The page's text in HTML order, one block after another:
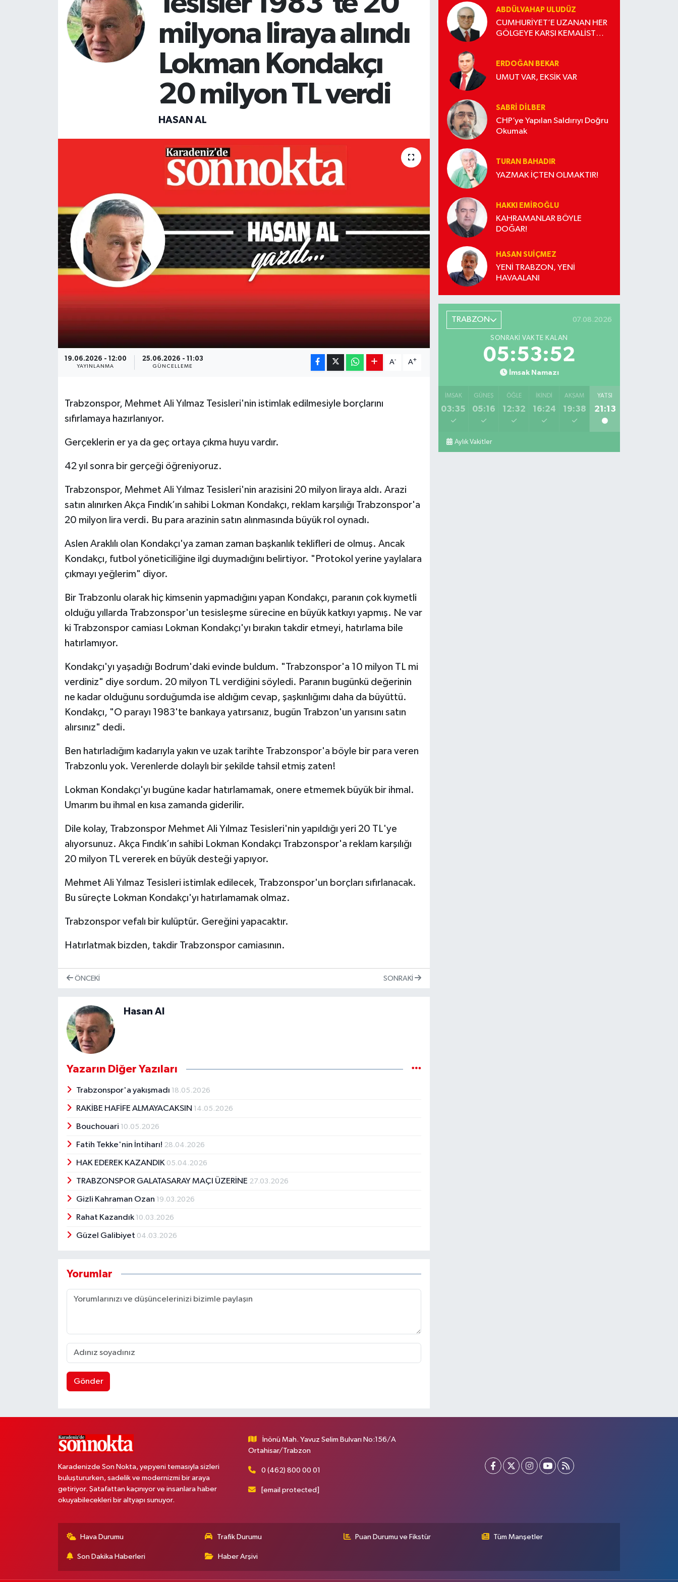
milyona liraya alındı
Lokman Kondakçı
20 milyon TL verdi
HASAN AL
19.06.2026 - 12:00
YAYINLANMA
25.06.2026 - 11:03
GÜNCELLEME
A- A+
Trabzonspor, Mehmet Ali Yılmaz Tesisleri'nin istimlak edilmesiyle borçlarını
sıfırlamaya hazırlanıyor.
Gerçeklerin er ya da geç ortaya çıkma huyu vardır.
42 yıl sonra bir gerçeği öğreniyoruz.
Trabzonspor, Mehmet Ali Yılmaz Tesisleri'nin arazisini 20 milyon liraya aldı. Arazi
satın alınırken Akça Fındık’ın sahibi Lokman Kondakçı, reklam karşılığı Trabzonspor'a
20 milyon lira verdi. Bu para arazinin satın alınmasında büyük rol oynadı.
Aslen Araklılı olan Kondakçı'ya zaman zaman başkanlık teklifleri de olmuş. Ancak
Kondakçı, futbol yöneticiliğine ilgi duymadığını belirtiyor. "Protokol yerine yaylalara
çıkmayı yeğlerim" diyor.
Bir Trabzonlu olarak hiç kimsenin yapmadığını yapan Kondakçı, paranın çok kıymetli
olduğu yıllarda Trabzonspor'un tesisleşme sürecine en büyük katkıyı yapmış. Ne var
ki Trabzonspor camiası Lokman Kondakçı'yı bırakın takdir etmeyi, hatırlama bile
hatırlamıyor.
Kondakçı'yı yaşadığı Bodrum'daki evinde buldum. "Trabzonspor'a 10 milyon TL mi
verdiniz" diye sordum. 20 milyon TL verdiğini söyledi. Paranın bugünkü değerinin
ne kadar olduğunu sorduğumda ise aldığım cevap, şaşkınlığımı daha da büyüttü.
Kondakçı, "O parayı 1983'te bankaya yatırsanız, bugün Trabzon'un yarısını satın
alırsınız" dedi.
Ben hatırladığım kadarıyla yakın ve uzak tarihte Trabzonspor'a böyle bir para veren
Trabzonlu yok. Verenlerde dolaylı bir şekilde tahsil etmiş zaten!
Lokman Kondakçı'yı bugüne kadar hatırlamamak, onere etmemek büyük bir ihmal.
Umarım bu ihmal en kısa zamanda giderilir.
Dile kolay, Trabzonspor Mehmet Ali Yılmaz Tesisleri'nin yapıldığı yeri 20 TL'ye
alıyorsunuz. Akça Fındık’ın sahibi Lokman Kondakçı Trabzonspor'a reklam karşılığı
20 milyon TL vererek en büyük desteği yapıyor.
Mehmet Ali Yılmaz Tesisleri istimlak edilecek, Trabzonspor'un borçları sıfırlanacak.
Bu süreçte Lokman Kondakçı'yı hatırlamamak olmaz.
Trabzonspor vefalı bir kulüptür. Gereğini yapacaktır.
Hatırlatmak bizden, takdir Trabzonspor camiasının.
ÖNCEKI SONRAKI
Hasan Al
Yazarın Diğer Yazıları
Trabzonspor'a yakışmadı 18.05.2026
RAKİBE HAFİFE ALMAYACAKSIN 14.05.2026
Bouchouari 10.05.2026
Fatih Tekke'nin İntiharı! 28.04.2026
HAK EDEREK KAZANDIK 05.04.2026
TRABZONSPOR GALATASARAY MAÇI ÜZERİNE 27.03.2026
Gizli Kahraman Ozan 19.03.2026
Rahat Kazandık 10.03.2026
Güzel Galibiyet 04.03.2026
Yorumlar
Gönder
ABDÜLVAHAP ULUDÜZ
CUMHURİYET’E UZANAN HER
GÖLGEYE KARŞI KEMALİST
ERDOĞAN BEKAR
UMUT VAR, EKSİK VAR
SABRI DILBER
CHP’ye Yapılan Saldırıyı Doğru
Okumak
TURAN BAHADIR
YAZMAK İÇTEN OLMAKTIR!
HAKKI EMİROĞLU
KAHRAMANLAR BÖYLE
DOĞAR!
HASAN SUIÇMEZ
YENİ TRABZON, YENİ
HAVAALANI
TRABZON 07.08.2026
SONRAKI VAKTE KALAN
05:53:51
İmsak Namazı
İMSAK
03:35
GÜNEŞ
05:16
ÖĞLE
12:32
İKINDI
16:24
AKŞAM
19:38
YATSI
21:13
Aylık Vakitler
Karadenizde Son Nokta, yepyeni temasıyla sizleri
buluştururken, sadelik ve modernizmi bir araya
getiriyor. Şatafattan kaçınıyor ve insanlara haber
okuyabilecekleri bir altyapı sunuyor.
İnönü Mah. Yavuz Selim Bulvarı No:156/A
Ortahisar/Trabzon
0 (462) 800 00 01
[email protected]
Hava Durumu Trafik Durumu Puan Durumu ve Fikstür Tüm Manşetler
Son Dakika Haberleri Haber Arşivi